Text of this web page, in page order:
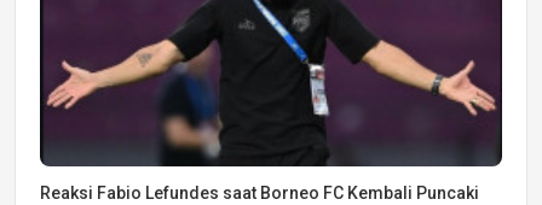
Reaksi Fabio Lefundes saat Borneo FC Kembali Puncaki